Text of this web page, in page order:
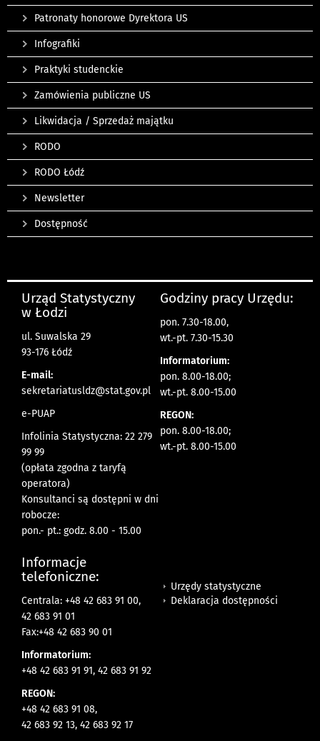
Patronaty honorowe Dyrektora US
Infografiki
Praktyki studenckie
Zamówienia publiczne US
Likwidacja / Sprzedaż majątku
RODO
RODO Łódź
Newsletter
Dostępność
Urząd Statystyczny
w Łodzi
ul. Suwalska 29
93-176 Łódź
E-mail:
sekretariatusldz@stat.gov.pl
e-PUAP
Infolinia Statystyczna: 22 279
99 99
(opłata zgodna z taryfą
operatora)
Konsultanci są dostępni w dni
robocze:
pon.- pt.: godz. 8.00 - 15.00
Godziny pracy Urzędu:
pon. 7.30-18.00,
wt.-pt. 7.30-15.30
Informatorium:
pon. 8.00-18.00;
wt.-pt. 8.00-15.00
REGON:
pon. 8.00-18.00;
wt.-pt. 8.00-15.00
Informacje
telefoniczne:
Centrala: +48 42 683 91 00,
42 683 91 01
Fax:+48 42 683 90 01
Informatorium:
+48 42 683 91 91, 42 683 91 92
REGON:
+48 42 683 91 08,
42 683 92 13, 42 683 92 17
Urzędy statystyczne
Deklaracja dostępności